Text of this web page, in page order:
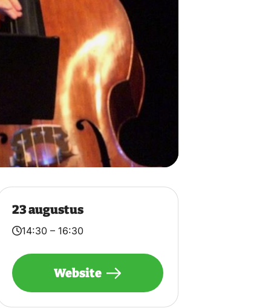
23 augustus
14:30 – 16:30
Website